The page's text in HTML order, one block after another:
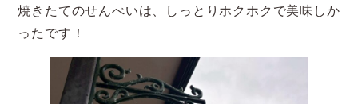
焼きたてのせんべいは、しっとりホクホクで美味しか
ったです！